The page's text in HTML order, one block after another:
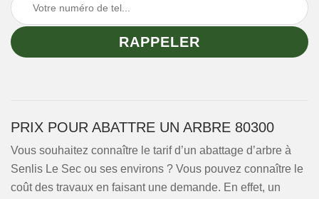
PRIX POUR ABATTRE UN ARBRE 80300
Vous souhaitez connaître le tarif d’un abattage d’arbre à
Senlis Le Sec ou ses environs ? Vous pouvez connaître le
coût des travaux en faisant une demande. En effet, un